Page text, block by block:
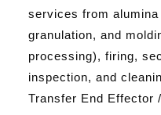
services from
granulation, and
processing), firing,
inspection, and
Transfer End Effector